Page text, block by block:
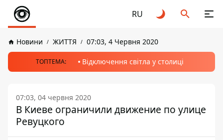
RU
Новини ЖИТТЯ 07:03, 4 Червня 2020
ТОПТЕМА: Відключення світла у столиці
07:03, 04 червня 2020
В Киеве ограничили движение по улице
Ревуцкого